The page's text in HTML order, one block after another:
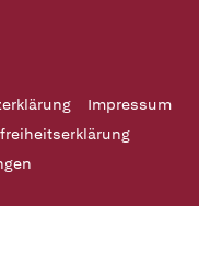
Impressum